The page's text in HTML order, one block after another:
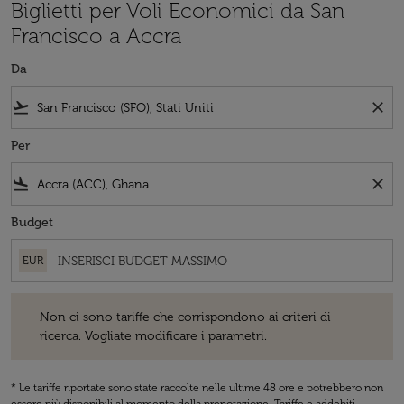
Biglietti per Voli Economici da San
Francisco a Accra
Da
flight_takeoff close
Per
flight_land close
Budget
EUR
Non ci sono tariffe che corrispondono ai criteri di
ricerca. Vogliate modificare i parametri.
* Le tariffe riportate sono state raccolte nelle ultime 48 ore e potrebbero non